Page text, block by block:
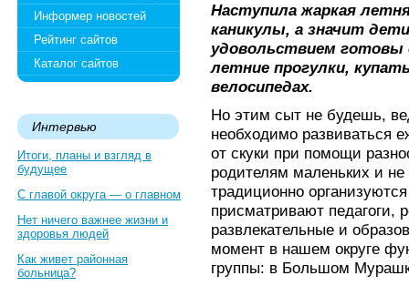
Информер новостей
Рейтинг сайтов
Каталог сайтов
Интервью
Итоги, планы и взгляд в
будущее
С главой округа — о главном
Нет ничего важнее жизни и
здоровья людей
Как живет районная
больница?
Наступила жаркая
каникулы, а значит
удовольствием готовы
летние прогулки,
велосипедах.
Но этим сыт не будешь,
необходимо развиваться
от скуки при помощи
родителям маленьких и не
традиционно
присматривают педагоги,
развлекательные и
момент в нашем округе
группы: в Большом